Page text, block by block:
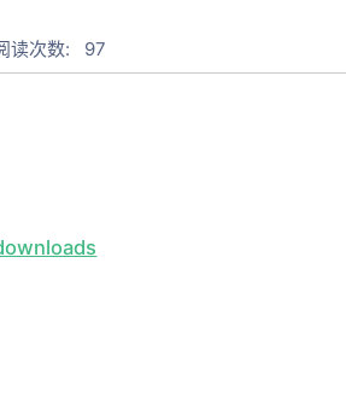
读次数: 97